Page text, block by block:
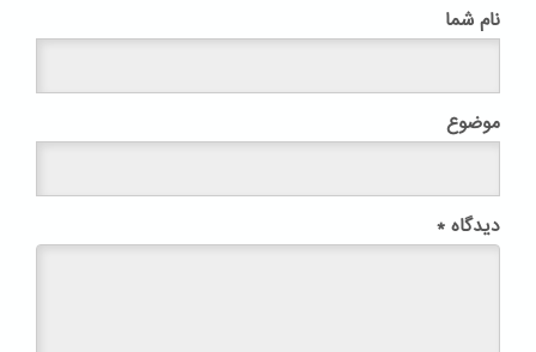
نام شما
موضوع
دیدگاه *